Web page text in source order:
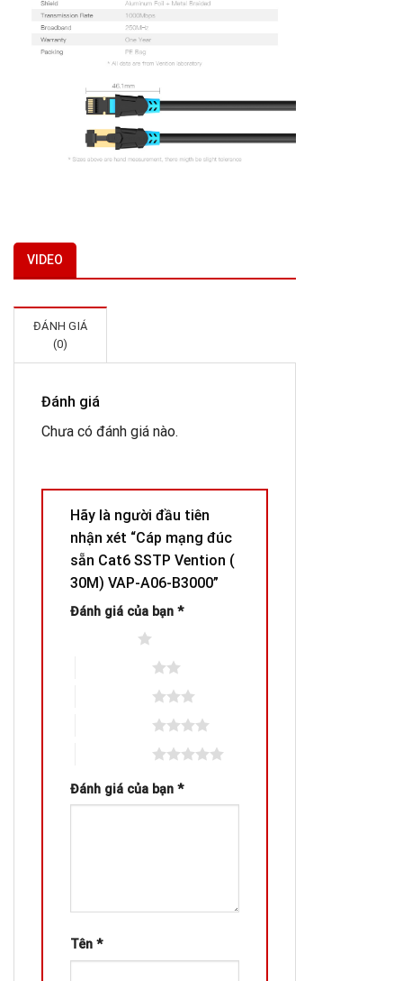
VIDEO
ĐÁNH GIÁ
(0)
Đánh giá
Chưa có đánh giá nào.
Hãy là người đầu tiên
nhận xét “Cáp mạng đúc
sẵn Cat6 SSTP Vention (
30M) VAP-A06-B3000”
Đánh giá của bạn *
Đánh giá của bạn *
Tên *